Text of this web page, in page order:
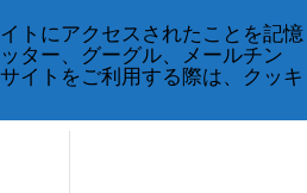
トにアクセスされたことを記憶
ター、グーグル、メールチン
イトをご利用する際は、クッキ